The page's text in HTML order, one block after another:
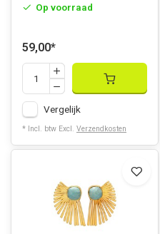
Op voorraad
59,00*
Vergelijk
* Incl. btw Excl. Verzendkosten